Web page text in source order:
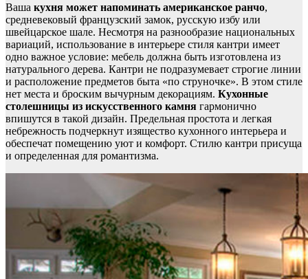
Ваша кухня может напоминать американское ранчо,
средневековый французский замок, русскую избу или
швейцарское шале. Несмотря на разнообразие национальных
вариаций, использование в интерьере стиля кантри имеет
одно важное условие: мебель должна быть изготовлена из
натурального дерева. Кантри не подразумевает строгие линии
и расположение предметов быта «по струночке». В этом стиле
нет места и броским вычурным декорациям. Кухонные
столешницы из искусственного камня гармонично
впишутся в такой дизайн. Предельная простота и легкая
небрежность подчеркнут изящество кухонного интерьера и
обеспечат помещению уют и комфорт. Стилю кантри присуща
и определенная для романтизма.